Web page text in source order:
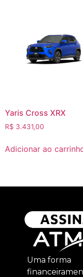
Yaris Cross XRX
R$ 3.431,00
Adicionar ao
Uma forma